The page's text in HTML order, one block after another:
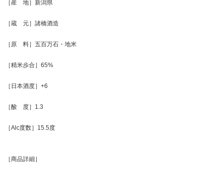
［産 地］新潟県
［蔵 元］諸橋酒造
［原 料］五百万石・地米
［精米歩合］65%
［日本酒度］+6
［酸 度］1.3
［Alc度数］15.5度
［商品詳細］